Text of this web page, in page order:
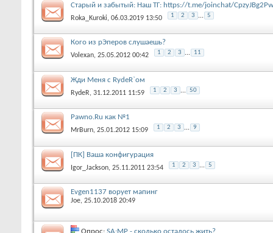
Старый и забытый: Наш ТГ: https://t.me/joinchat/
Roka_Kuroki, 06.03.2019 13:50 1 2 3 ... 5
Кого из рЭперов слушаешь?
Volexan, 25.05.2012 00:42 1 2 3 ... 11
Жди Меня с RydeR`ом
RydeR, 31.12.2011 11:59 1 2 3 ... 50
Pawno.Ru как №1
MrBurn, 25.01.2012 15:09 1 2 3 ... 9
[ПК] Ваша конфигурация
Igor_Jackson, 25.11.2011 23:54 1 2 3 ... 5
Evgen1137 ворует мапинг
Joe, 25.10.2018 20:49
Опрос: SA:MP - сколько осталось жить?